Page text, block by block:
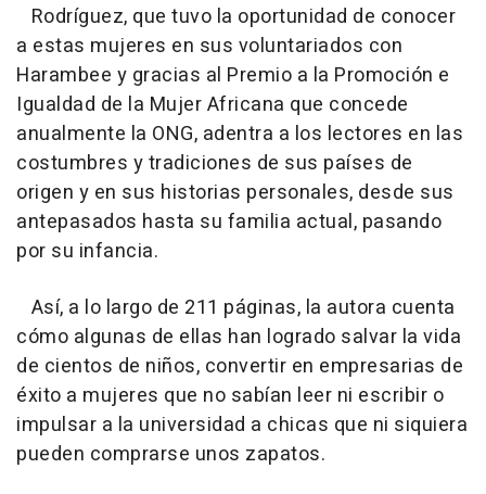
Rodríguez, que tuvo la oportunidad de conocer
a estas mujeres en sus voluntariados con
Harambee y gracias al Premio a la Promoción e
Igualdad de la Mujer Africana que concede
anualmente la ONG, adentra a los lectores en las
costumbres y tradiciones de sus países de
origen y en sus historias personales, desde sus
antepasados hasta su familia actual, pasando
por su infancia.
Así, a lo largo de 211 páginas, la autora cuenta
cómo algunas de ellas han logrado salvar la vida
de cientos de niños, convertir en empresarias de
éxito a mujeres que no sabían leer ni escribir o
impulsar a la universidad a chicas que ni siquiera
pueden comprarse unos zapatos.